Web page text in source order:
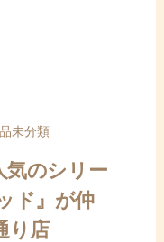
未分類
気のシリー
ド』が仲
り店